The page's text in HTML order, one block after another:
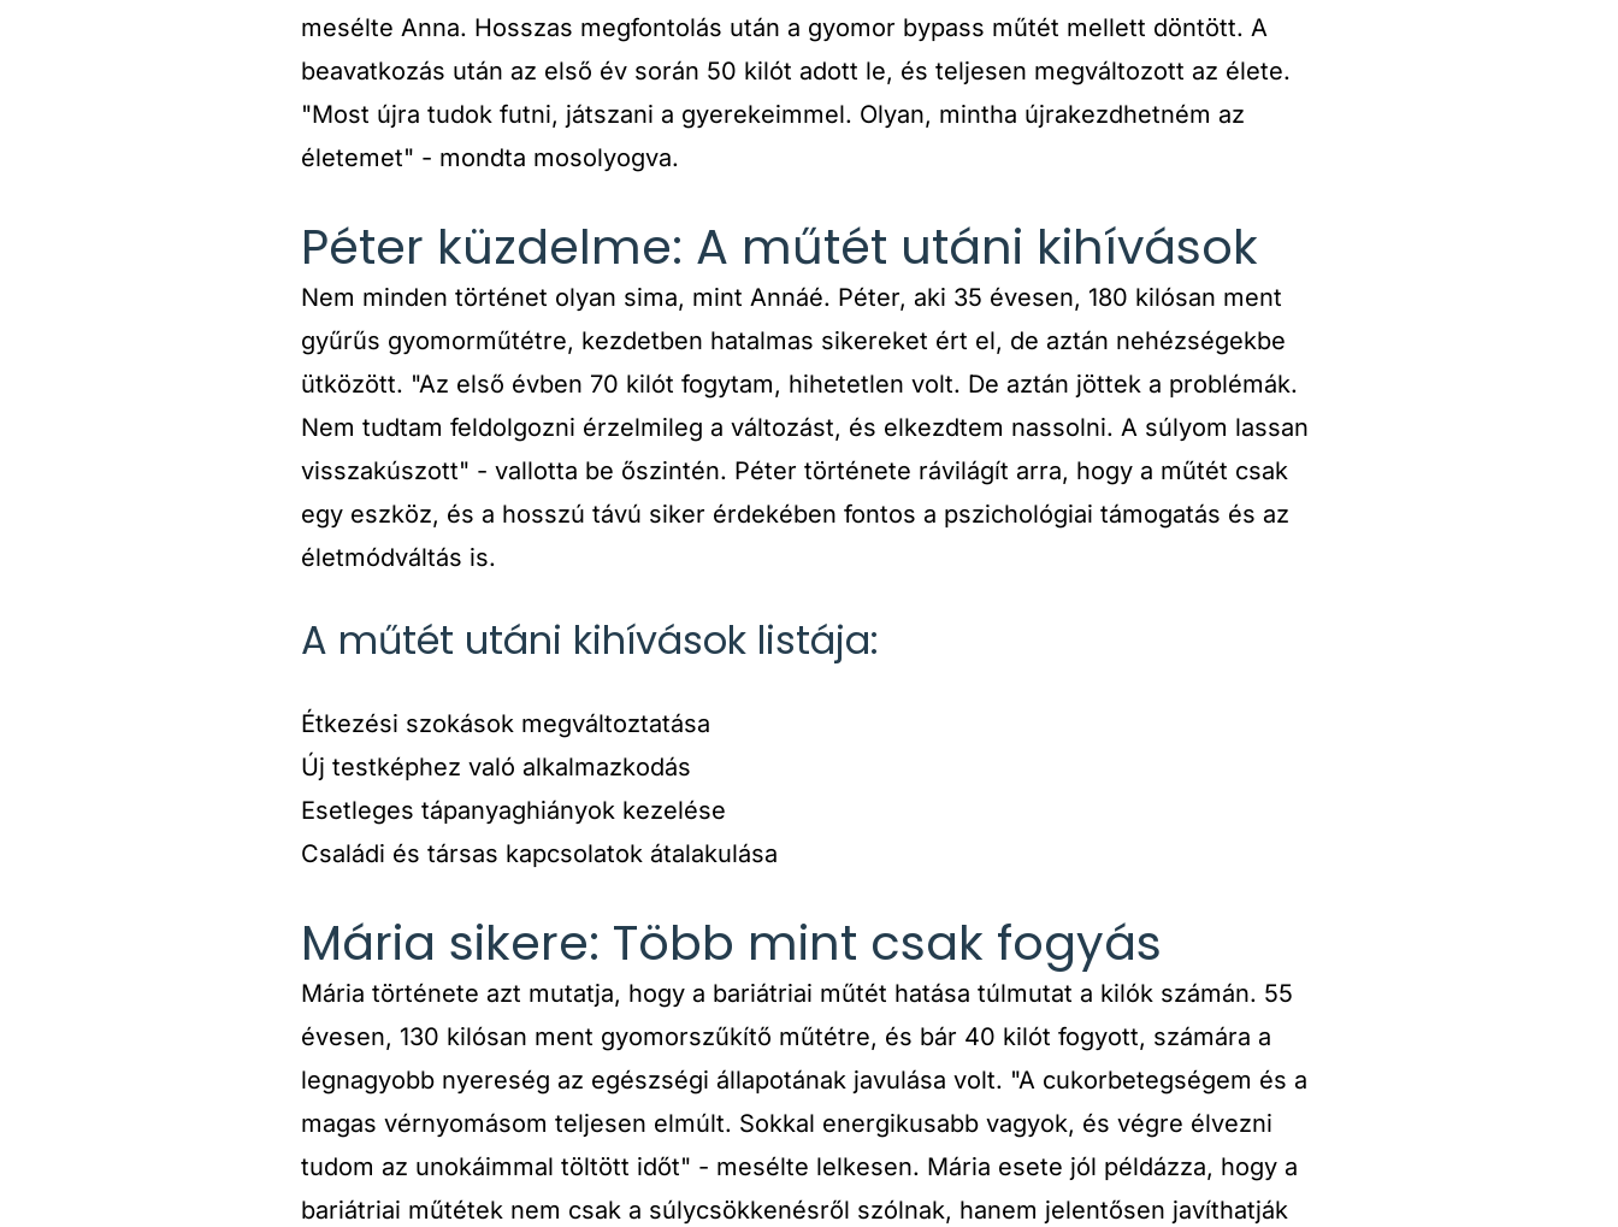
mesélte Anna. Hosszas megfontolás után a gyomor bypass műtét mellett döntött. A
beavatkozás után az első év során 50 kilót adott le, és teljesen megváltozott az élete.
"Most újra tudok futni, játszani a gyerekeimmel. Olyan, mintha újrakezdhetném az
életemet" - mondta mosolyogva.
Péter küzdelme: A műtét utáni kihívások
Nem minden történet olyan sima, mint Annáé. Péter, aki 35 évesen, 180 kilósan ment
gyűrűs gyomorműtétre, kezdetben hatalmas sikereket ért el, de aztán nehézségekbe
ütközött. "Az első évben 70 kilót fogytam, hihetetlen volt. De aztán jöttek a problémák.
Nem tudtam feldolgozni érzelmileg a változást, és elkezdtem nassolni. A súlyom lassan
visszakúszott" - vallotta be őszintén. Péter története rávilágít arra, hogy a műtét csak
egy eszköz, és a hosszú távú siker érdekében fontos a pszichológiai támogatás és az
életmódváltás is.
A műtét utáni kihívások listája:
Étkezési szokások megváltoztatása
Új testképhez való alkalmazkodás
Esetleges tápanyaghiányok kezelése
Családi és társas kapcsolatok átalakulása
Mária sikere: Több mint csak fogyás
Mária története azt mutatja, hogy a bariátriai műtét hatása túlmutat a kilók számán. 55
évesen, 130 kilósan ment gyomorszűkítő műtétre, és bár 40 kilót fogyott, számára a
legnagyobb nyereség az egészségi állapotának javulása volt. "A cukorbetegségem és a
magas vérnyomásom teljesen elmúlt. Sokkal energikusabb vagyok, és végre élvezni
tudom az unokáimmal töltött időt" - mesélte lelkesen. Mária esete jól példázza, hogy a
bariátriai műtétek nem csak a súlycsökkenésről szólnak, hanem jelentősen javíthatják